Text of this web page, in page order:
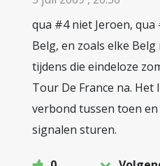
qua #4 niet Jeroen,
Belg, en zoals elke
tijdens die eindeloze
Tour De France na.
verbond tussen toen
signalen sturen.